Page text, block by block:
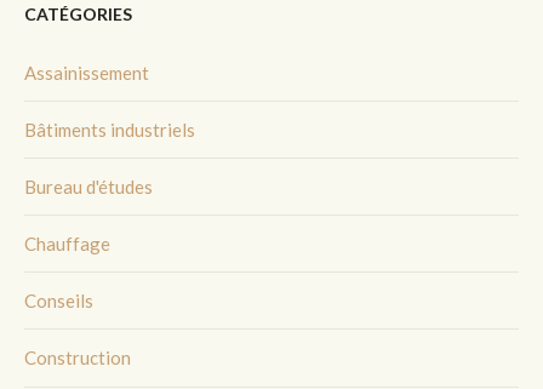
CATÉGORIES
Assainissement
Bâtiments industriels
Bureau d'études
Chauffage
Conseils
Construction